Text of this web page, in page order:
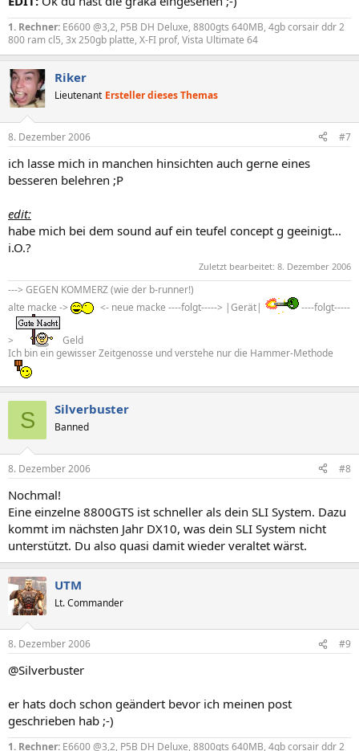
1. Rechner: E6600 @3,2, P5B DH Deluxe, 8800gts 640MB, 4gb corsair ddr 2
800 ram cl5, 3x 250gb platte, X-FI prof, Vista Ultimate 64
Riker
Lieutenant Ersteller dieses Themas
8. Dezember 2006 #7
ich lasse mich in manchen hinsichten auch gerne eines
besseren belehren ;P
edit:
habe mich bei dem sound auf ein teufel concept g geeinigt...
i.O.?
Zuletzt bearbeitet: 8. Dezember 2006
---> GEGEN KOMMERZ (wie der b-runner!)
alte macke ->
<- neue macke ----folgt-----> |Gerät| ----folgt-----
>
Geld
Ich bin ein gewisser Zeitgenosse und verstehe nur die Hammer-Methode
S Silverbuster
Banned
8. Dezember 2006 #8
Nochmal!
Eine einzelne 8800GTS ist schneller als dein SLI System. Dazu
kommt im nächsten Jahr DX10, was dein SLI System nicht
unterstützt. Du also quasi damit wieder veraltet wärst.
UTM
Lt. Commander
8. Dezember 2006 #9
@Silverbuster
er hats doch schon geändert bevor ich meinen post
geschrieben hab ;-)
1. Rechner: E6600 @3,2, P5B DH Deluxe, 8800gts 640MB, 4gb corsair ddr 2